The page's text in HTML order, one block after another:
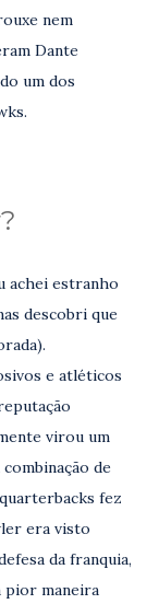
nem
Dante
um dos
achei estranho
descobri que
e atléticos
virou um
de
fez
era visto
da franquia,
pior maneira